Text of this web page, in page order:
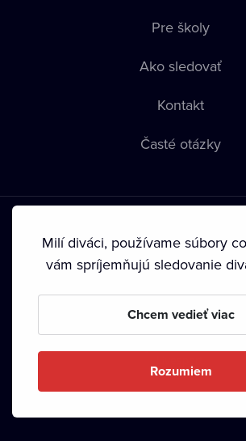
Pre školy
Ako sledovať
Kontakt
Časté otázky
používania Cookies• Autorské
Milí diváci, používame súbory
vám spríjemňujú sledovanie
Chcem vedieť viac
Rozumiem